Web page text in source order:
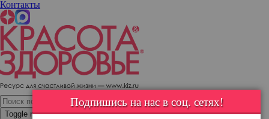
Контакты
Toggle navigation
Подпишись на нас в соц. сетях!
«Нет никакого “навсегда”»: Рита Дакота поделилась 8 советами,
как пережить расставание и построить счастливые отношения